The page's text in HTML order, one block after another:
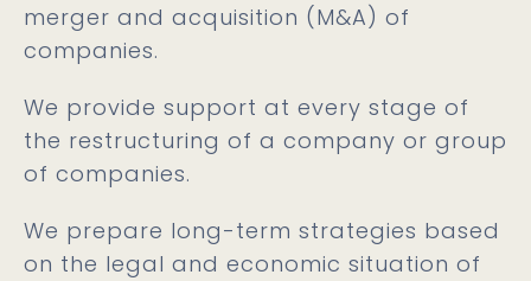
merger and acquisition (M&A) of
companies.
We provide support at every stage of
the restructuring of a company or group
of companies.
We prepare long-term strategies based
on the legal and economic situation of